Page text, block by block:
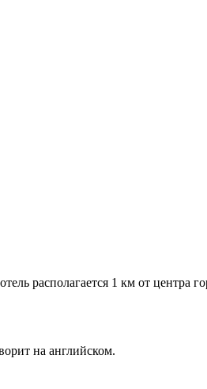
располагается 1 км от центра
на английском.